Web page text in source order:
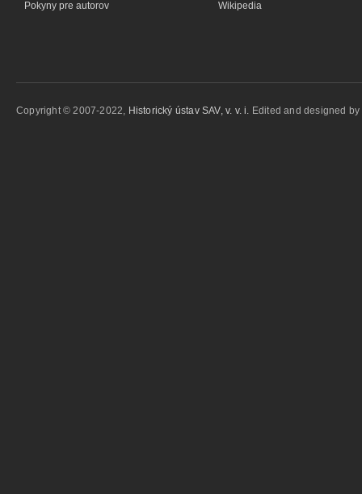
Pokyny pre autorov
Wikipedia
Copyright © 2007-2022, Historický ústav SAV, v. v. i. Edited and designed by